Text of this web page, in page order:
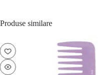
Produse similare